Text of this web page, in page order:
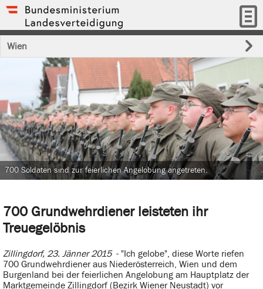
Wien
700 Grundwehrdiener leisteten ihr
Treuegelöbnis
Zillingdorf, 23. Jänner 2015 - "Ich gelobe", diese Worte riefen
700 Grundwehrdiener aus Niederösterreich, Wien und dem
Burgenland bei der feierlichen Angelobung am Hauptplatz der
Marktgemeinde Zillingdorf (Bezirk Wiener Neustadt) vor
700 Soldaten sind zur feierlichen Angelobung angetreten.